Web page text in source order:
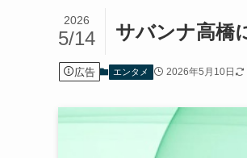
サバンナ高橋
2026
5/14
広告 エンタメ 2026年5月10日